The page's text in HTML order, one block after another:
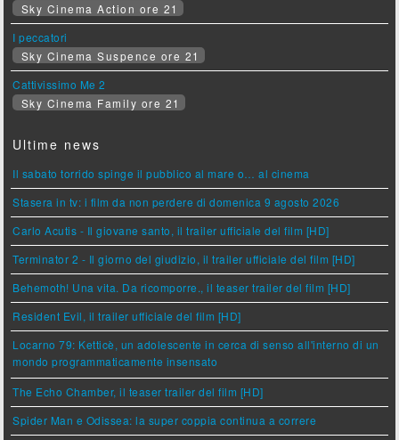
Sky Cinema Action ore 21
I peccatori
Sky Cinema Suspence ore 21
Cattivissimo Me 2
Sky Cinema Family ore 21
Ultime news
Il sabato torrido spinge il pubblico al mare o… al cinema
Stasera in tv: i film da non perdere di domenica 9 agosto 2026
Carlo Acutis - Il giovane santo, il trailer ufficiale del film [HD]
Terminator 2 - Il giorno del giudizio, il trailer ufficiale del film [HD]
Behemoth! Una vita. Da ricomporre., il teaser trailer del film [HD]
Resident Evil, il trailer ufficiale del film [HD]
Locarno 79: Ketticè, un adolescente in cerca di senso all'interno di un
mondo programmaticamente insensato
The Echo Chamber, il teaser trailer del film [HD]
Spider Man e Odissea: la super coppia continua a correre